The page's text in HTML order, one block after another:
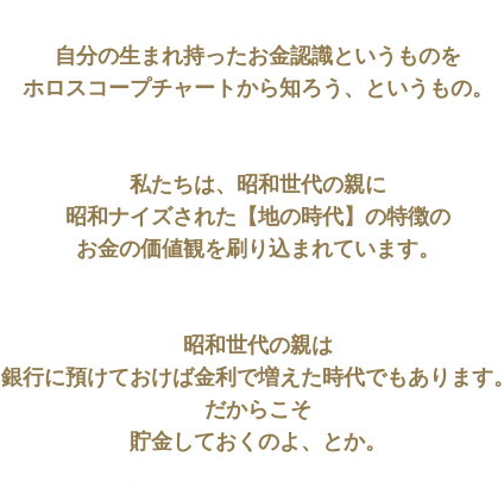
自分の生まれ持ったお金認識というものを
ホロスコープチャートから知ろう、というもの。
私たちは、昭和世代の親に
昭和ナイズされた【地の時代】の特徴の
お金の価値観を刷り込まれています。
昭和世代の親は
銀行に預けておけば金利で増えた時代でもあります。
だからこそ
貯金しておくのよ、とか。